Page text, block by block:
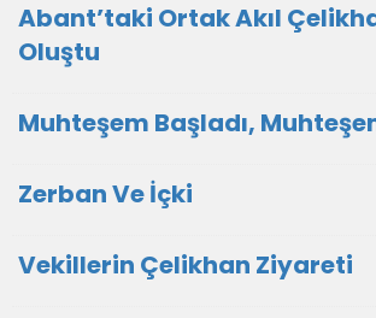
Abant’taki Ortak Akıl
Oluştu
Muhteşem Başladı,
Zerban Ve İçki
Vekillerin Çelikhan Ziyareti